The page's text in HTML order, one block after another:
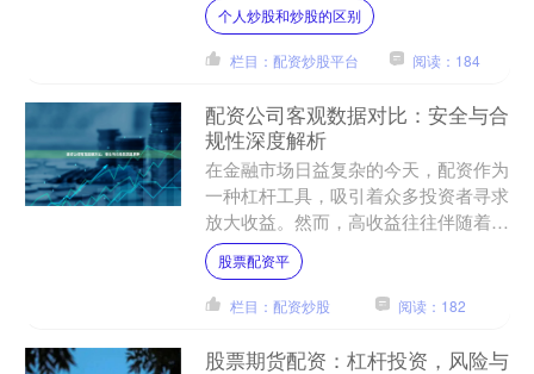
齐，投资者面临的风险也日....
个人炒股和炒股的区别
栏目：配资炒股平台 阅读：184
配资公司客观数据对比：安全与合
规性深度解析
在金融市场日益复杂的今天，配资作为
一种杠杆工具，吸引着众多投资者寻求
放大收益。然而，高收益往往伴随着高
风险，而风险的核心往往不在于市场波
动本身，而在于提供杠杆的....
股票配资平
栏目：配资炒股 阅读：182
股票期货配资：杠杆投资，风险与